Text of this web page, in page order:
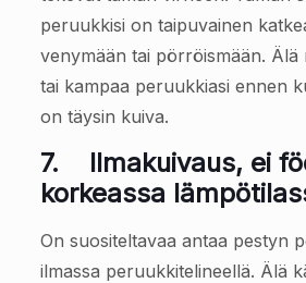
peruukkisi on taipuvainen
venymään tai pörröismään. Älä
tai kampaa peruukkiasi ennen
on täysin kuiva.
7. Ilmakuivaus, ei
korkeassa
On suositeltavaa antaa pestyn
ilmassa peruukkitelineellä. Älä